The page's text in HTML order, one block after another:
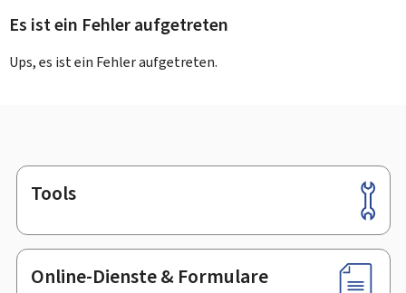
Es ist ein Fehler aufgetreten
Ups, es ist ein Fehler aufgetreten.
Footer
Tools
Online-Dienste & Formulare